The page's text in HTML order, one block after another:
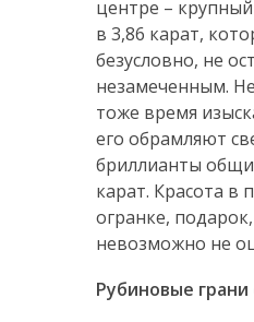
центре –
в 3,86 карат,
безусловно, не
незамеченным.
тоже время
его обрамляют
бриллианты
карат. Красота в
огранке,
невозможно не
Рубиновые грани